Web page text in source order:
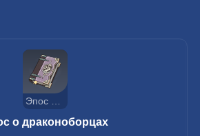
о драконоборцах